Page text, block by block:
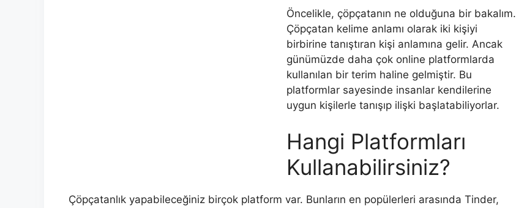
Öncelikle, çöpçatanın ne olduğuna bir bakalım.
Çöpçatan kelime anlamı olarak iki kişiyi
birbirine tanıştıran kişi anlamına gelir. Ancak
günümüzde daha çok online platformlarda
kullanılan bir terim haline gelmiştir. Bu
platformlar sayesinde insanlar kendilerine
uygun kişilerle tanışıp ilişki başlatabiliyorlar.
Hangi Platformları
Kullanabilirsiniz?
Çöpçatanlık yapabileceğiniz birçok platform var. Bunların en popülerleri arasında Tinder,